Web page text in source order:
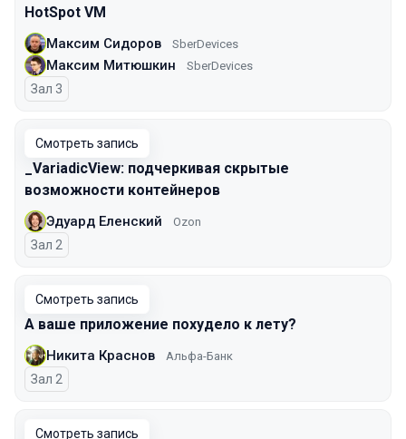
HotSpot VM
Максим Сидоров SberDevices
Максим Митюшкин SberDevices
Зал 3
Смотреть запись
_VariadicView: подчеркивая скрытые
возможности контейнеров
Эдуард Еленский Ozon
Зал 2
Смотреть запись
А ваше приложение похудело к лету?
Никита Краснов Альфа-Банк
Зал 2
Смотреть запись